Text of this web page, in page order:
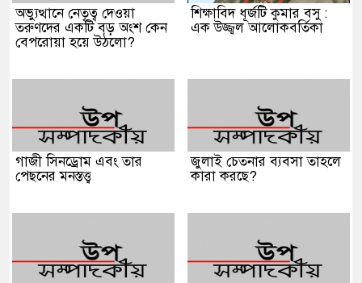
অভ্যুত্থানে নেতৃত্ব দেওয়া
তরুণদের একটি বড় অংশ কেন
বেপরোয়া হয়ে উঠলো?
শিক্ষাবিদ ধূর্জটি কুমার বসু :
এক উজ্জ্বল আলোকবর্তিকা
গাজী সিনড্রোম এবং তার
পেছনের মনস্তত্ত্ব
জুলাই চেতনার ব্যবসা তাহলে
কারা করছে?